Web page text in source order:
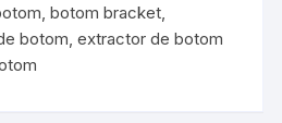
,botom bracket
botom ,extractor de botom